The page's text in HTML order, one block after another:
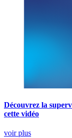
Découvrez la
cette vidéo
voir plus